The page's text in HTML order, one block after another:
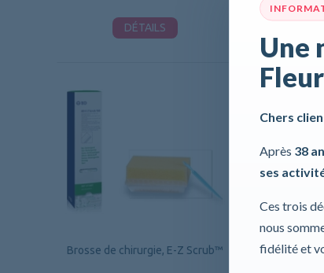
Une
Chers
Après 38
ses
Ces trois
nous
fidélité et
DÉTAILS
Brosse de chirurgie, E-Z Scrub™
Foliodrape®